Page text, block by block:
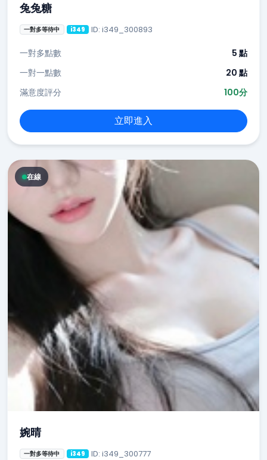
兔兔糖
一對多等待中 i349 ID: i349_300893
一對多點數
5 點
一對一點數
20 點
滿意度評分
100分
立即進入
在線
婉晴
一對多等待中 i349 ID: i349_300777